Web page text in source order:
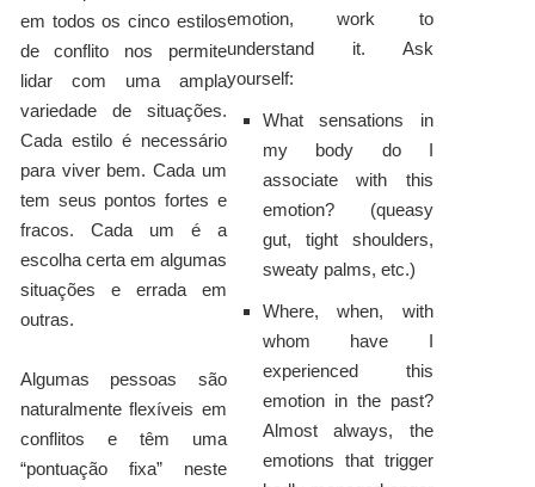
em todos os cinco estilos
de conflito nos permite
lidar com uma ampla
variedade de situações.
Cada estilo é necessário
para viver bem. Cada um
tem seus pontos fortes e
fracos. Cada um é a
escolha certa em algumas
situações e errada em
outras.
Algumas pessoas são
naturalmente flexíveis em
conflitos e têm uma
“pontuação fixa” neste
emotion, work to
understand it. Ask
yourself:
What sensations in
my body do I
associate with this
emotion? (queasy
gut, tight shoulders,
sweaty palms, etc.)
Where, when, with
whom have I
experienced this
emotion in the past?
Almost always, the
emotions that trigger